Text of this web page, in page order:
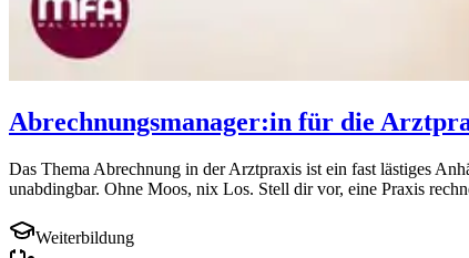
Abrechnungsmanager:in für die
Das Thema Abrechnung in der Arztpraxis ist ein fast lästiges
unabdingbar. Ohne Moos, nix Los. Stell dir vor, eine Praxis
Weiterbildung